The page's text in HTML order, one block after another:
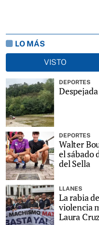
LO MÁS
VISTO
DEPORTES
DEPORTES
Walter
el sábado
del Sella
LLANES
La rabia
violencia
Laura Cruz